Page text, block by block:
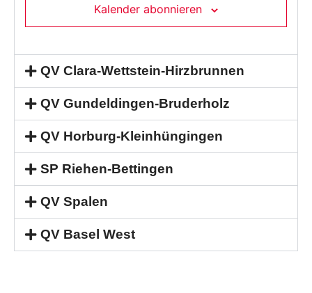
Kalender abonnieren
QV Clara-Wettstein-Hirzbrunnen
QV Gundeldingen-Bruderholz
QV Horburg-Kleinhüngingen
SP Riehen-Bettingen
QV Spalen
QV Basel West